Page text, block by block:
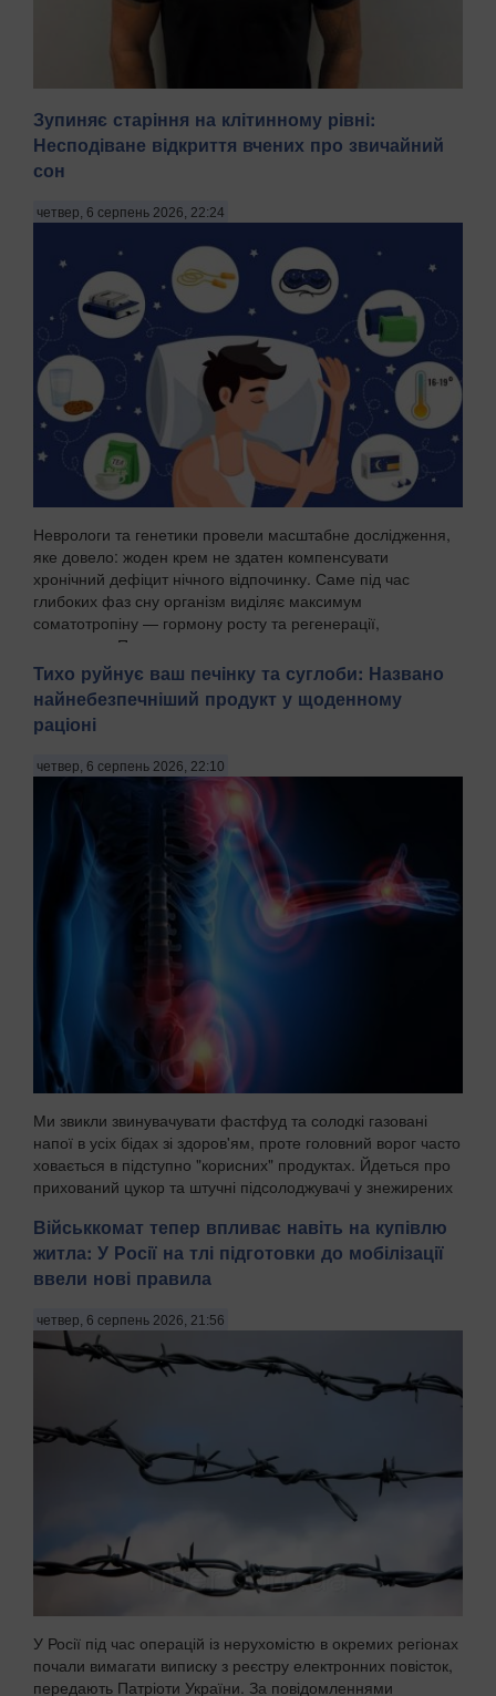
років за підозрою у груповому зґвалтуванні 21-річної
поліції в четвер, 6 серпня, зазначають Патріоти України.
"На Бориспільщині троє чоловіків, з...
Зупиняє старіння на клітинному рівні:
Несподіване відкриття вчених про звичайний
сон
четвер, 6 серпень 2026, 22:24
Неврологи та генетики провели масштабне дослідження,
яке довело: жоден крем не здатен компенсувати
хронічний дефіцит нічного відпочинку. Саме під час
глибоких фаз сну організм виділяє максимум
соматотропіну — гормону росту та регенерації,
передають Пат...
Тихо руйнує ваш печінку та суглоби: Названо
найнебезпечніший продукт у щоденному
раціоні
четвер, 6 серпень 2026, 22:10
Ми звикли звинувачувати фастфуд та солодкі газовані
напої в усіх бідах зі здоров'ям, проте головний ворог часто
ховається в підступно "корисних" продуктах. Йдеться про
прихований цукор та штучні підсолоджувачі у знежирених
Військкомат тепер впливає навіть на купівлю
житла: У Росії на тлі підготовки до мобілізації
ввели нові правила
четвер, 6 серпень 2026, 21:56
У Росії під час операцій із нерухомістю в окремих регіонах
почали вимагати виписку з реєстру електронних повісток,
передають Патріоти України. За повідомленнями